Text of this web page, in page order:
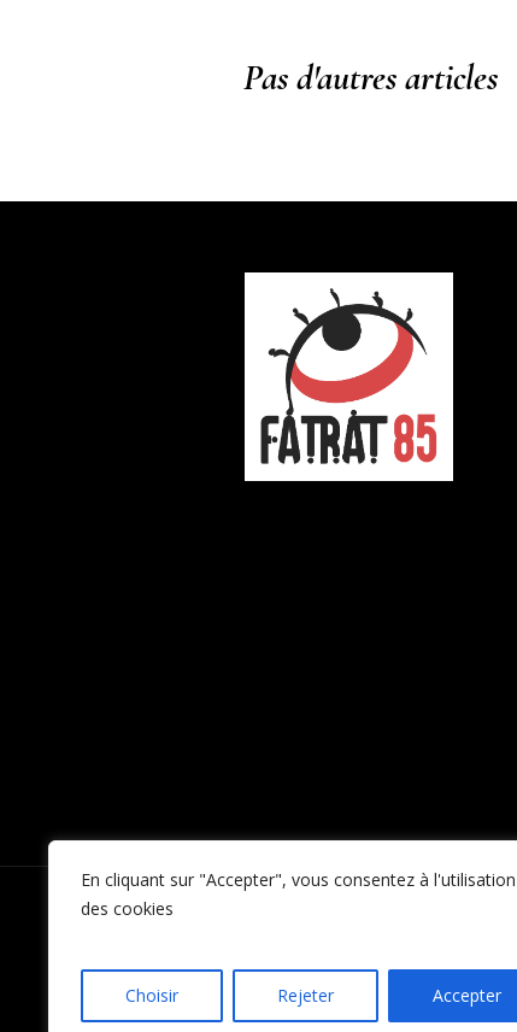
En cliquant sur "Accepter", vous consentez à l'utilisation
des cookies
Choisir Rejeter Accepter
Pas d'autres articles
Politique de confidentialité/ ©